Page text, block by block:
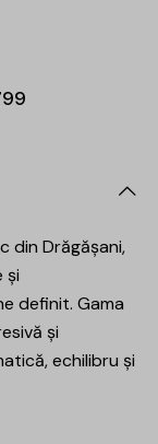
din Drăgășani,
și
definit. Gama
și
echilibru și